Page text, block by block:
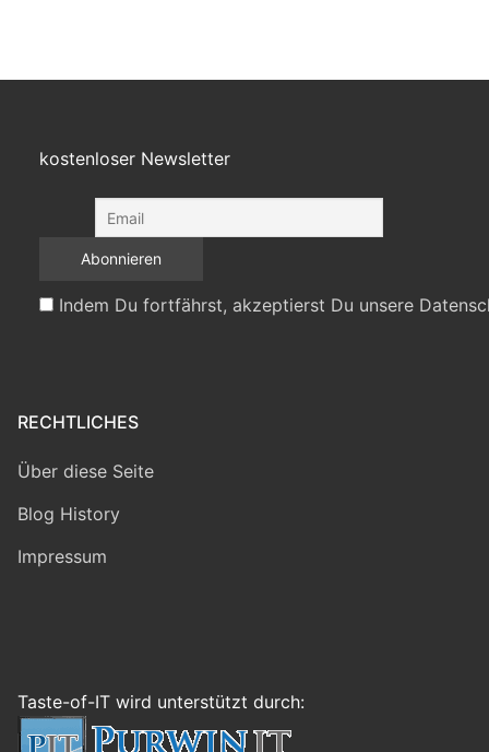
kostenloser Newsletter
Indem Du fortfährst, akzeptierst Du unsere
RECHTLICHES
Über diese Seite
Blog History
Impressum
Taste-of-IT wird unterstützt durch: